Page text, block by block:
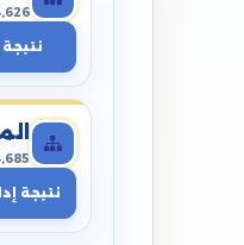
4,626
نتيجة
4,685
نتيجة